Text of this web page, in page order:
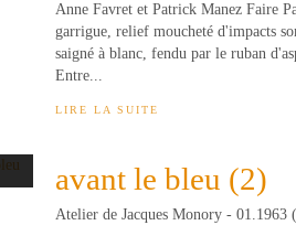
Anne Favret et Patrick Manez Faire
garrigue, relief moucheté d'impacts
saigné à blanc, fendu par le ruban
Entre...
LIRE LA SUITE
avant le bleu (2)
Atelier de Jacques Monory - 01.1963